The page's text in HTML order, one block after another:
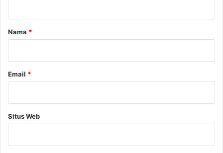
r
Nama *
Email *
Situs Web